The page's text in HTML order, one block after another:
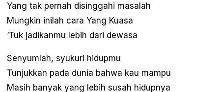
Yang tak pernah disinggahi masalah
Mungkin inilah cara Yang Kuasa
‘Tuk jadikanmu lebih dari dewasa
Senyumlah, syukuri hidupmu
Tunjukkan pada dunia bahwa kau mampu
Masih banyak yang lebih susah hidupnya